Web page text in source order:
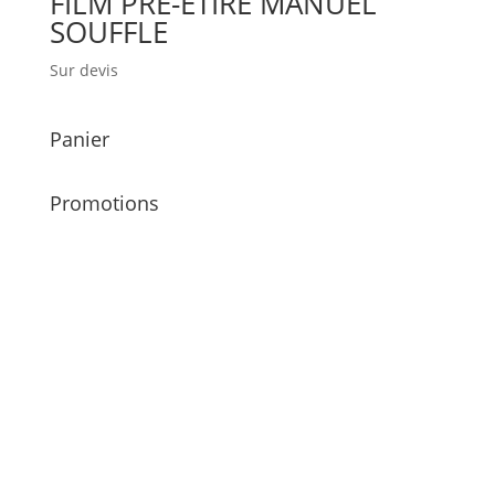
SOUFFLE
Sur devis
Panier
Promotions